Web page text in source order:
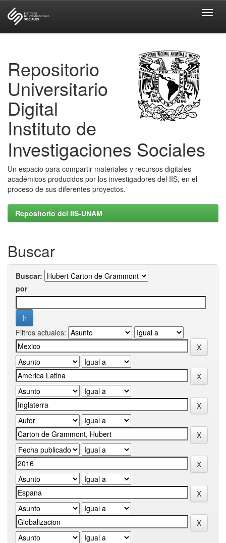
Repositorio
Universitario
Digital
Instituto de
Investigaciones Sociales
Un espacio para compartir materiales y recursos digitales
académicos producidos por los investigadores del IIS, en el
proceso de sus diferentes proyectos.
Repositorio del IIS-UNAM
Buscar
Buscar:
por
Filtros actuales: